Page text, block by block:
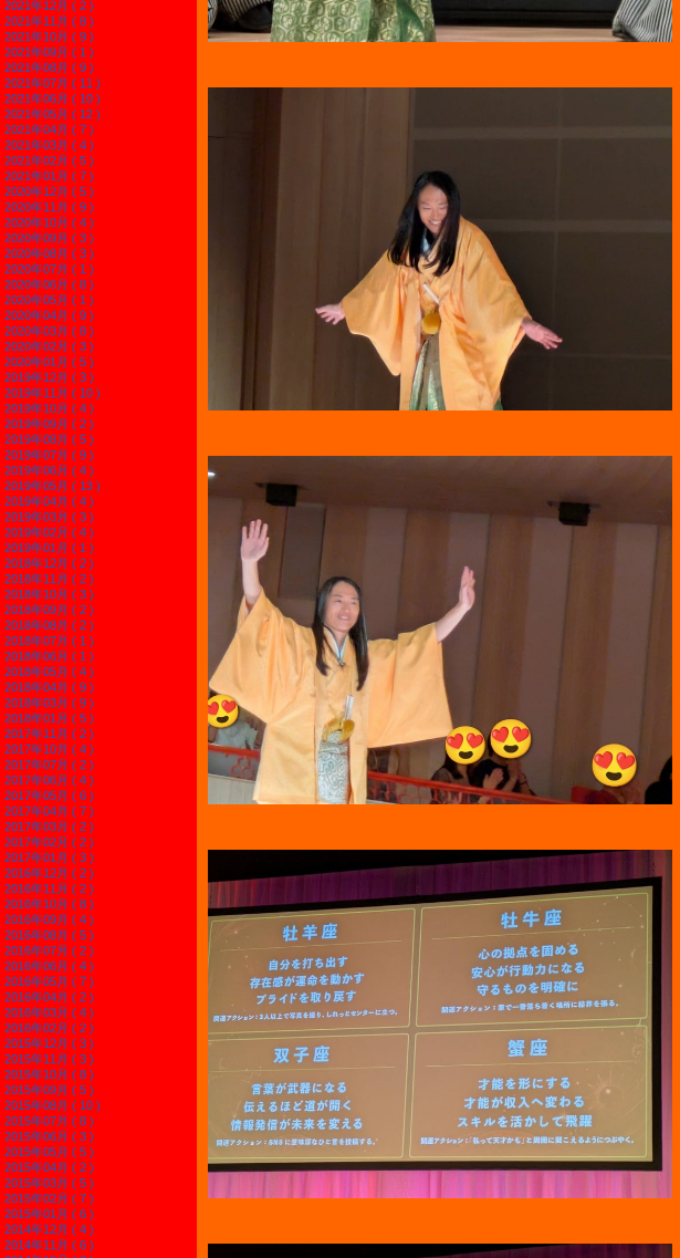
2021年12月 ( 2 )
2021年11月 ( 8 )
2021年10月 ( 9 )
2021年09月 ( 1 )
2021年08月 ( 9 )
2021年07月 ( 11 )
2021年06月 ( 10 )
2021年05月 ( 12 )
2021年04月 ( 7 )
2021年03月 ( 4 )
2021年02月 ( 5 )
2021年01月 ( 7 )
2020年12月 ( 5 )
2020年11月 ( 9 )
2020年10月 ( 4 )
2020年09月 ( 3 )
2020年08月 ( 3 )
2020年07月 ( 1 )
2020年06月 ( 8 )
2020年05月 ( 1 )
2020年04月 ( 9 )
2020年03月 ( 8 )
2020年02月 ( 3 )
2020年01月 ( 5 )
2019年12月 ( 3 )
2019年11月 ( 10 )
2019年10月 ( 4 )
2019年09月 ( 2 )
2019年08月 ( 5 )
2019年07月 ( 9 )
2019年06月 ( 4 )
2019年05月 ( 13 )
2019年04月 ( 4 )
2019年03月 ( 3 )
2019年02月 ( 4 )
2019年01月 ( 1 )
2018年12月 ( 2 )
2018年11月 ( 2 )
2018年10月 ( 3 )
2018年09月 ( 2 )
2018年08月 ( 2 )
2018年07月 ( 1 )
2018年06月 ( 1 )
2018年05月 ( 4 )
2018年04月 ( 9 )
2018年03月 ( 9 )
2018年01月 ( 5 )
2017年11月 ( 2 )
2017年10月 ( 4 )
2017年07月 ( 2 )
2017年06月 ( 4 )
2017年05月 ( 6 )
2017年04月 ( 7 )
2017年03月 ( 2 )
2017年02月 ( 2 )
2017年01月 ( 3 )
2016年12月 ( 2 )
2016年11月 ( 2 )
2016年10月 ( 8 )
2016年09月 ( 4 )
2016年08月 ( 5 )
2016年07月 ( 2 )
2016年06月 ( 4 )
2016年05月 ( 7 )
2016年04月 ( 2 )
2016年03月 ( 4 )
2016年02月 ( 2 )
2015年12月 ( 3 )
2015年11月 ( 3 )
2015年10月 ( 8 )
2015年09月 ( 5 )
2015年08月 ( 10 )
2015年07月 ( 8 )
2015年06月 ( 3 )
2015年05月 ( 5 )
2015年04月 ( 2 )
2015年03月 ( 5 )
2015年02月 ( 7 )
2015年01月 ( 6 )
2014年12月 ( 4 )
2014年11月 ( 6 )